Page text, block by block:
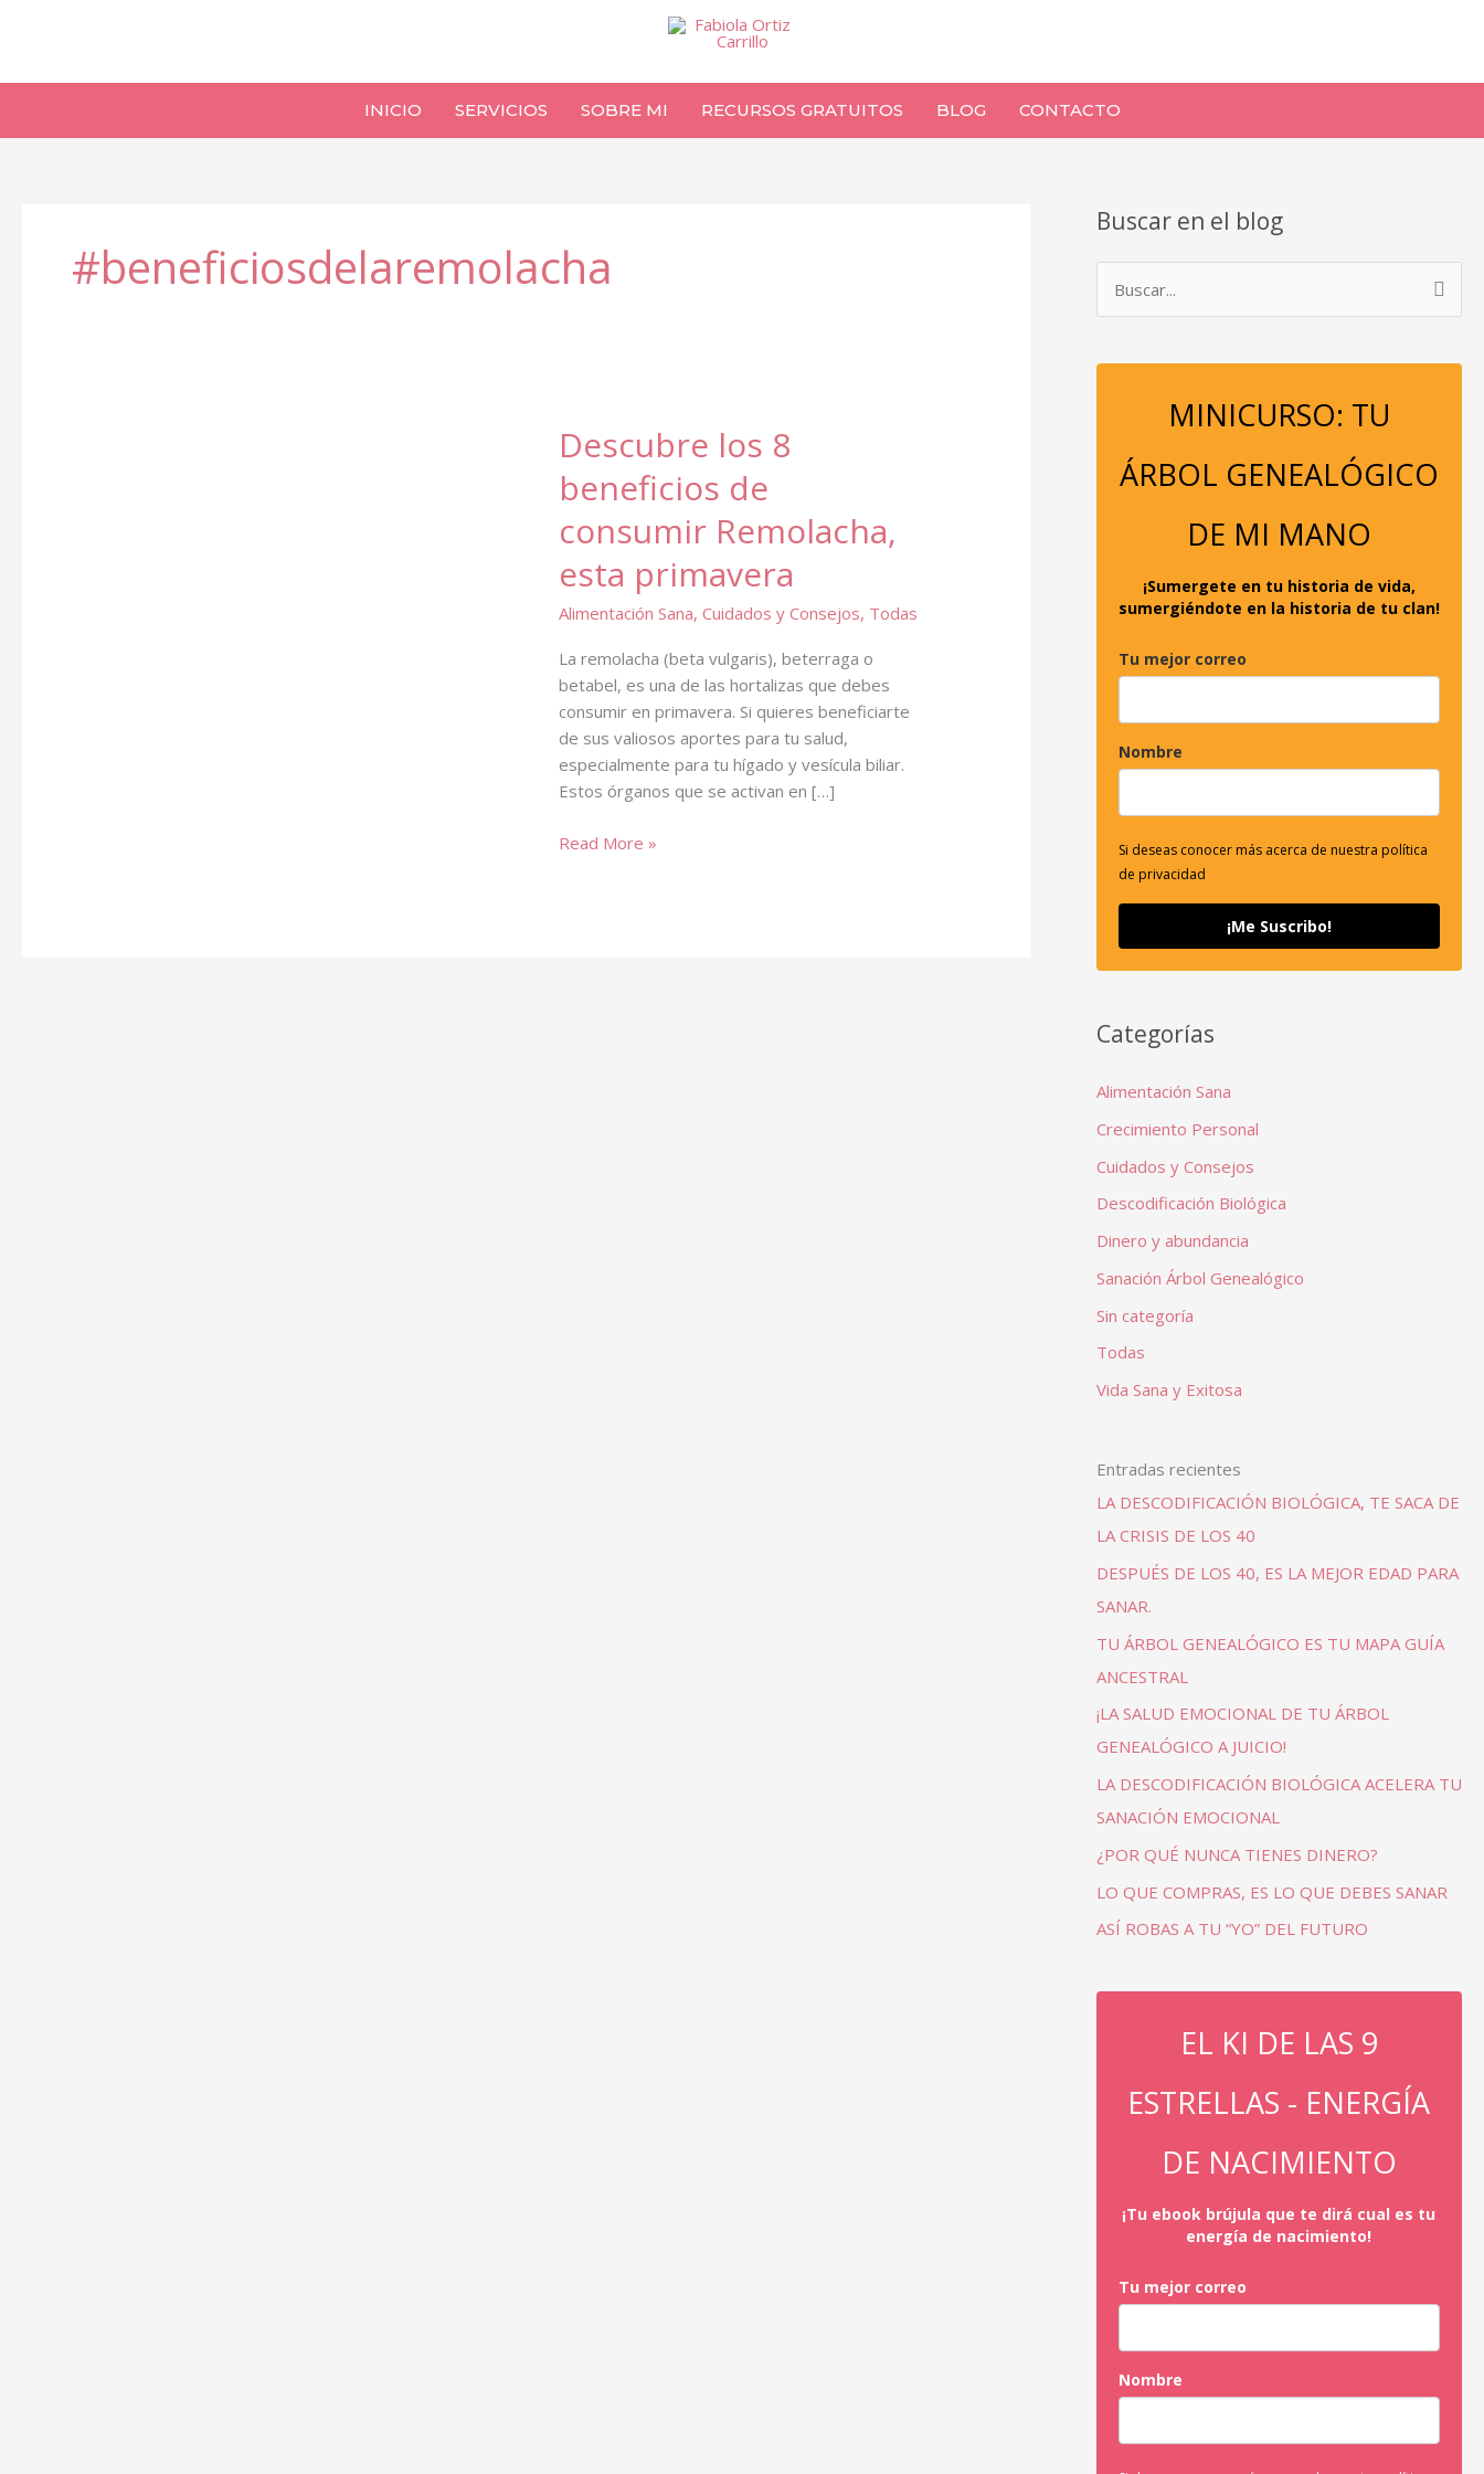
INICIO SERVICIOS SOBRE MI RECURSOS GRATUITOS BLOG CONTACTO
#beneficiosdelaremolacha
Descubre los 8
beneficios de
consumir Remolacha,
esta primavera
Alimentación Sana,Cuidados y Consejos, Todas
La remolacha (beta vulgaris), beterraga o
betabel, es una de las hortalizas que debes
consumir en primavera. Si quieres beneficiarte
de sus valiosos aportes para tu salud,
especialmente para tu hígado y vesícula biliar.
Estos órganos que se activan en […]
Descubre
Read More »
Buscar en el blog
u
MINICURSO: TU
ÁRBOL GENEALÓGICO
DE MI MANO
¡Sumergete en tu historia de vida,
sumergiéndote en la historia de tu clan!
Tu mejor correo
Nombre
Si deseas conocer más acerca de nuestra política
de privacidad
¡Me Suscribo!
Categorías
Alimentación Sana
Crecimiento Personal
Cuidados y Consejos
Descodificación Biológica
Dinero y abundancia
Sanación Árbol Genealógico
Sin categoría
Todas
Vida Sana y Exitosa
Entradas recientes
LA DESCODIFICACIÓN BIOLÓGICA, TE SACA DE
LA CRISIS DE LOS 40
DESPUÉS DE LOS 40, ES LA MEJOR EDAD PARA
SANAR.
TU ÁRBOL GENEALÓGICO ES TU MAPA GUÍA
ANCESTRAL
¡LA SALUD EMOCIONAL DE TU ÁRBOL
GENEALÓGICO A JUICIO!
LA DESCODIFICACIÓN BIOLÓGICA ACELERA TU
SANACIÓN EMOCIONAL
¿POR QUÉ NUNCA TIENES DINERO?
LO QUE COMPRAS, ES LO QUE DEBES SANAR
ASÍ ROBAS A TU “YO” DEL FUTURO
EL KI DE LAS 9
ESTRELLAS - ENERGÍA
DE NACIMIENTO
¡Tu ebook brújula que te dirá cual es tu
energía de nacimiento!
Tu mejor correo
Nombre